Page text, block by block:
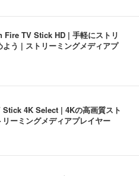
Fire TV Stick HD | 手軽にストリ
よう | ストリーミングメディアプ
4K Select | 4Kの高画質スト
ーミングメディアプレイヤー